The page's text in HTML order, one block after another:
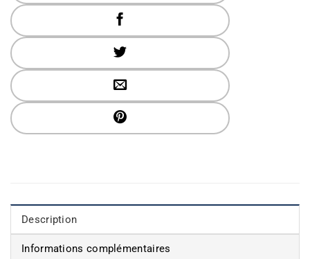
Description
Informations complémentaires